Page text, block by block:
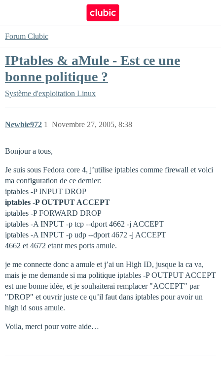
Forum Clubic
IPtables & aMule - Est ce une
bonne politique ?
Système d'exploitation Linux
Newbie972 Novembre 27, 2005, 8:38
1
Bonjour a tous,
Je suis sous Fedora core 4, j’utilise iptables comme firewall et voici
ma configuration de ce dernier:
iptables -P INPUT DROP
iptables -P OUTPUT ACCEPT
iptables -P FORWARD DROP
iptables -A INPUT -p tcp --dport 4662 -j ACCEPT
iptables -A INPUT -p udp --dport 4672 -j ACCEPT
4662 et 4672 etant mes ports amule.
je me connecte donc a amule et j’ai un High ID, jusque la ca va,
mais je me demande si ma politique iptables -P OUTPUT ACCEPT
est une bonne idée, et je souhaiterai remplacer "ACCEPT" par
"DROP" et ouvrir juste ce qu’il faut dans iptables pour avoir un
high id sous amule.
Voila, merci pour votre aide…